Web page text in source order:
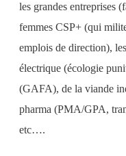
les grandes entreprises
femmes CSP+ (qui
emplois de direction),
électrique (écologie
(GAFA), de la viande
pharma (PMA/GPA,
etc….